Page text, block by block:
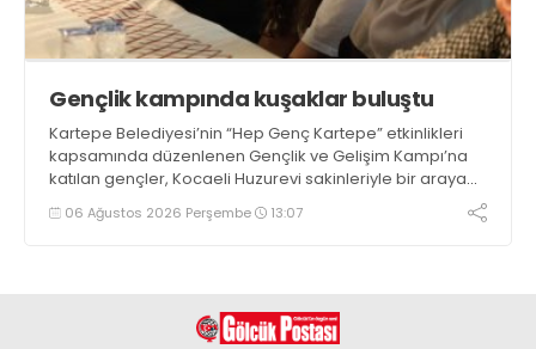
Gençlik kampında kuşaklar buluştu
Kartepe Belediyesi’nin “Hep Genç Kartepe” etkinlikleri
kapsamında düzenlenen Gençlik ve Gelişim Kampı’na
katılan gençler, Kocaeli Huzurevi sakinleriyle bir araya
geldi06 Ağustos 2026 Perşembe 13:07